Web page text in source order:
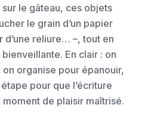
le gâteau, ces objets
le grain d’un papier
d’une reliure… –, tout en
En clair : on
organise pour épanouir,
pour que l’écriture
de plaisir maîtrisé.